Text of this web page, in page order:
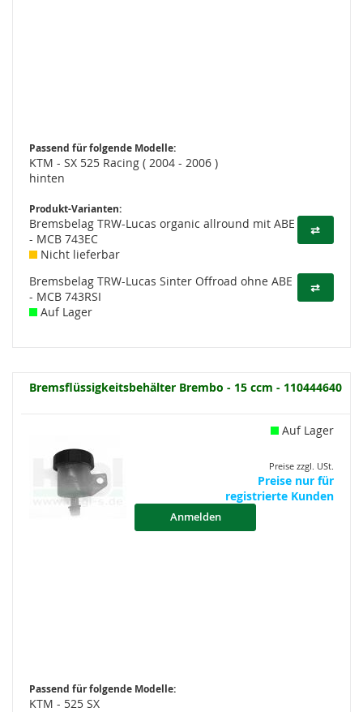
Passend für folgende Modelle:
KTM - SX 525 Racing ( 2004 - 2006 )
hinten
Produkt-Varianten:
⇄
Bremsbelag TRW-Lucas organic allround mit ABE
- MCB 743EC
Nicht lieferbar
⇄
Bremsbelag TRW-Lucas Sinter Offroad ohne ABE
- MCB 743RSI
Auf Lager
Bremsflüssigkeitsbehälter Brembo - 15 ccm - 110444640
Auf Lager
Preise zzgl. USt.
Preise nur für
registrierte Kunden
Anmelden
Passend für folgende Modelle:
KTM - 525 SX